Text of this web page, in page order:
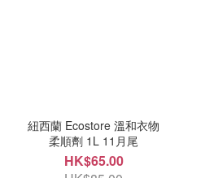
紐西蘭 Ecostore 溫和衣物
柔順劑 1L 11月尾
HK$65.00